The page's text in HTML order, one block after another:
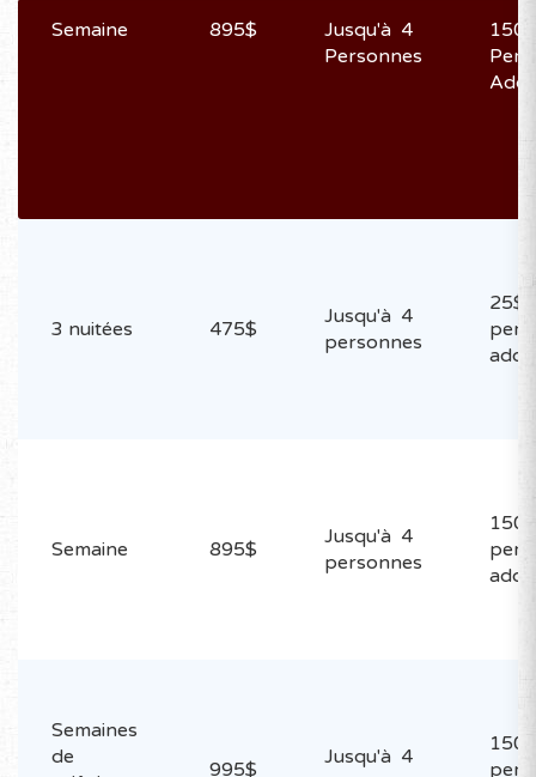
Semaine 895$
Jusqu'à 4
Personnes
3 nuitées 475$
Jusqu'à 4
personnes
25$
Semaine 895$
Jusqu'à 4
personnes
Semaines
de
995$
Jusqu'à 4